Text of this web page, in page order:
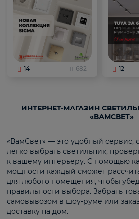
14 682 12
ИНТЕРНЕТ-МАГАЗИН
«ВАМСВЕТ»
«ВамСвет» — это удобный сервис,
легко выбрать светильник,
к вашему интерьеру. С помощью
мощности каждый сможет
для любого помещения, чтобы
правильности выбора. Забрать
самовывозом в шоу-руме или
доставку на дом.